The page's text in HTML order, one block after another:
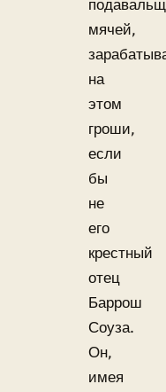
мячей,
на
этом
гроши,
если
бы
не
его
крестный
отец
Баррош
Соуза.
Он,
имея